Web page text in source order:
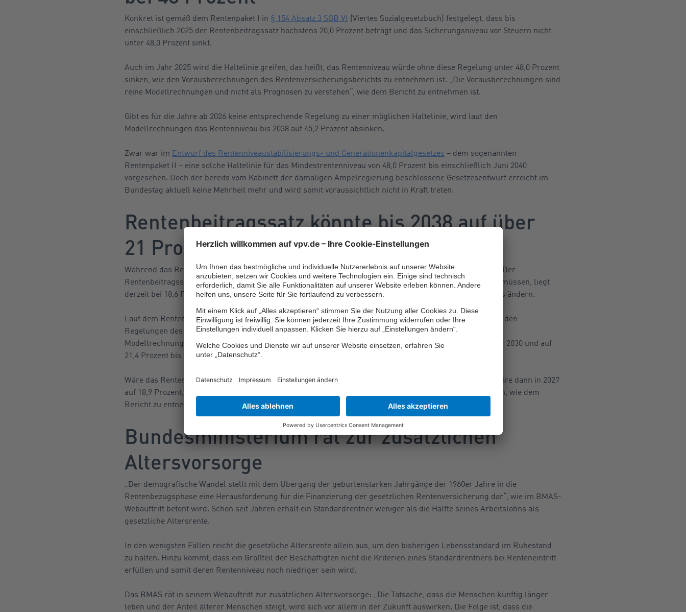
Konkret ist gemäß dem Rentenpaket I in § 154 Absatz 3 SGB VI (Viertes Sozialgesetzbuch) festgelegt, dass bis
einschließlich 2025 der Rentenbeitragssatz höchstens 20,0 Prozent beträgt und das Sicherungsniveau vor Steuern nicht
unter 48,0 Prozent sinkt.
Auch im Jahr 2025 wird die Haltelinie greifen, das heißt, das Rentenniveau würde ohne diese Regelung unter 48,0 Prozent
sinken, wie den Vorausberechnungen des Rentenversicherungsberichts zu entnehmen ist. „Die Vorausberechnungen sind
reine Modellrechnungen und nicht als Prognosen zu verstehen“, wie dem Bericht zu entnehmen ist.
Gibt es für die Jahre ab 2026 keine entsprechende Regelung zu einer möglichen Haltelinie, wird laut den
Modellrechnungen das Rentenniveau bis 2038 auf 45,2 Prozent absinken.
Zwar war im Entwurf des Rentenniveaustabilisierungs- und Generationenkapitalgesetzes – dem sogenannten
Rentenpaket II – eine solche Haltelinie für das Mindestrentenniveau von 48,0 Prozent bis einschließlich Juni 2040
vorgesehen. Doch der bereits vom Kabinett der damaligen Ampelregierung beschlossene Gesetzesentwurf erreicht im
Bundestag aktuell keine Mehrheit mehr und wird somit voraussichtlich nicht in Kraft treten.
Rentenbeitragssatz könnte bis 2038 auf über
21 Prozent steigen
Während das Rentenniveau sinkt, müssen die Beitragszahler mit steigenden Beiträgen zur GRV rechnen. Der
Rentenbeitragssatz, den Arbeitgeber und gesetzlich rentenversicherte Arbeitnehmer je zur Hälfte tragen müssen, liegt
derzeit bei 18,6 Prozent. Auch in 2025 und 2026 soll sich hieran nach den Modellrechnungen zufolge nichts ändern.
Laut dem Rentenversicherungsbericht ist gemäß den Vorausberechnungen davon auszugehen, dass ohne den
Regelungen des Rentenpaketes II der Beitragssatz bis 2027 stabil bei 18,6 Prozent bleibt. Danach ist den
Modellrechnungen zufolge mit einem Anstieg auf 19,8 Prozent im Jahr 2028, auf 20,0 Prozent bis zum Jahr 2030 und auf
21,4 Prozent bis 2038 zu rechnen.
Wäre das Rentenpaket II in Kraft getreten, hätte der Beitragssatz bis 2026 bei 18,6 Prozent gelegen und wäre dann in 2027
auf 18,9 Prozent, in 2028 auf 19,9 Prozent, bis 2030 auf 20,4 Prozent und bis 2038 auf 22,3 Prozent gestiegen, wie dem
Bericht zu entnehmen ist.
Bundesministerium rät zur zusätzlichen
Altersvorsorge
„Der demografische Wandel stellt mit dem Übergang der geburtenstarken Jahrgänge der 1960er Jahre in die
Rentenbezugsphase eine Herausforderung für die Finanzierung der gesetzlichen Rentenversicherung dar“, wie im BMAS-
Webauftritt betont wird. Schon seit Jahren erhält ein Standardrentner weniger als die Hälfte seines Arbeitslohns als
gesetzliche Altersrente.
In den wenigsten Fällen reicht die gesetzliche Altersrente allein aus, um den bisherigen Lebensstandard im Ruhestand
zu halten. Hinzu kommt, dass ein Großteil der Beschäftigten nicht die Kriterien eines Standardrentners bei Renteneintritt
erfüllen und somit deren Rentenniveau noch niedriger sein wird.
Das BMAS rät in seinem Webauftritt zur zusätzlichen Altersvorsorge: „Die Tatsache, dass die Menschen künftig länger
leben und der Anteil älterer Menschen steigt, wird sich vor allem in der Zukunft auswirken. Die Folge ist, dass die